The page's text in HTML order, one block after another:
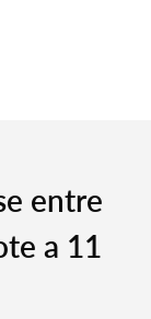
entre
a 11